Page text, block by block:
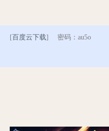
[ 百度云下载] 密码：au5o